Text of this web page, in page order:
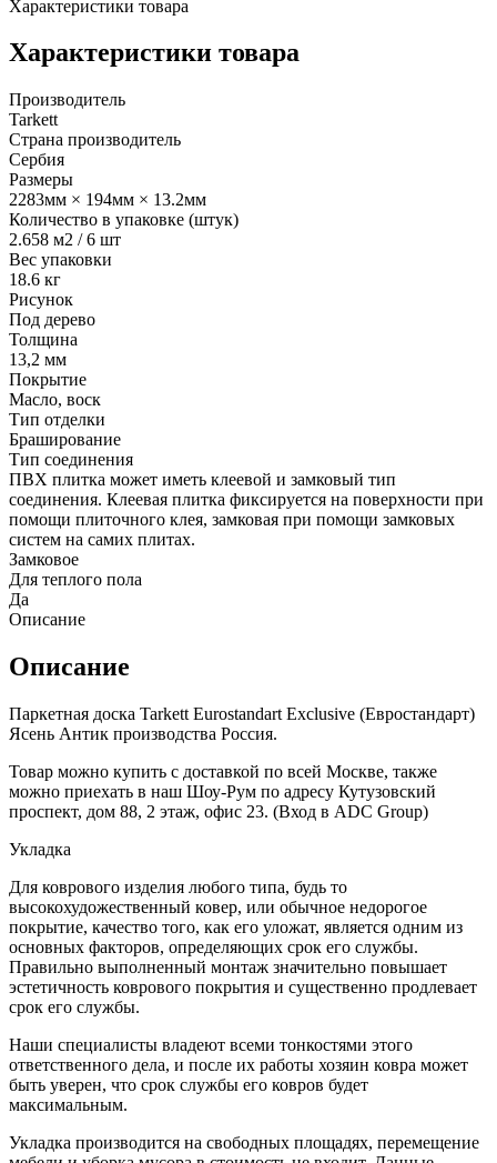
Характеристики товара
Характеристики товара
Производитель
Tarkett
Страна производитель
Сербия
Размеры
2283мм × 194мм × 13.2мм
Количество в упаковке (штук)
2.658 м2 / 6 шт
Вес упаковки
18.6 кг
Рисунок
Под дерево
Толщина
13,2 мм
Покрытие
Масло, воск
Тип отделки
Браширование
Тип соединения
ПВХ плитка может иметь клеевой и замковый тип
соединения. Клеевая плитка фиксируется на поверхности при
помощи плиточного клея, замковая при помощи замковых
систем на самих плитах.
Замковое
Для теплого пола
Да
Описание
Описание
Паркетная доска Tarkett Eurostandart Exclusive (Евростандарт)
Ясень Антик производства Россия.
Товар можно купить с доставкой по всей Москве, также
можно приехать в наш Шоу-Рум по адресу Кутузовский
проспект, дом 88, 2 этаж, офис 23. (Вход в ADC Group)
Укладка
Для коврового изделия любого типа, будь то
высокохудожественный ковер, или обычное недорогое
покрытие, качество того, как его уложат, является одним из
основных факторов, определяющих срок его службы.
Правильно выполненный монтаж значительно повышает
эстетичность коврового покрытия и существенно продлевает
срок его службы.
Наши специалисты владеют всеми тонкостями этого
ответственного дела, и после их работы хозяин ковра может
быть уверен, что срок службы его ковров будет
максимальным.
Укладка производится на свободных площадях, перемещение